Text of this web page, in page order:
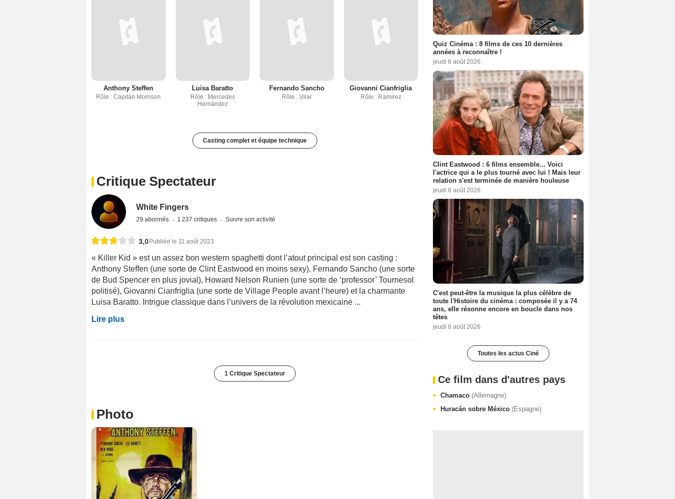
Anthony Steffen
Rôle : Capitán Morrison
Luisa Baratto
Rôle : Mercedes
Hernández
Fernando Sancho
Rôle : Vilar
Giovanni Cianfriglia
Rôle : Ramírez
Casting complet et équipe technique
Critique Spectateur
White Fingers
29 abonnés 1 237 critiques Suivre son activité
3,0 Publiée le 11 août 2023
« Killer Kid » est un assez bon western spaghetti dont l’atout principal est son casting :
Anthony Steffen (une sorte de Clint Eastwood en moins sexy), Fernando Sancho (une sorte
de Bud Spencer en plus jovial), Howard Nelson Runien (une sorte de ‘professor’ Tournesol
politisé), Giovanni Cianfriglia (une sorte de Village People avant l’heure) et la charmante
Luisa Baratto. Intrigue classique dans l’univers de la révolution mexicaine ...
Lire plus
1 Critique Spectateur
Photo
Quiz Cinéma : 8 films de ces 10 dernières
années à reconnaître !
jeudi 6 août 2026
Clint Eastwood : 6 films ensemble... Voici
l'actrice qui a le plus tourné avec lui ! Mais leur
relation s'est terminée de manière houleuse
jeudi 6 août 2026
C'est peut-être la musique la plus célèbre de
toute l'Histoire du cinéma : composée il y a 74
ans, elle résonne encore en boucle dans nos
têtes
jeudi 6 août 2026
Toutes les actus Ciné
Ce film dans d'autres pays
Chamaco (Allemagne)
Huracán sobre México (Espagne)